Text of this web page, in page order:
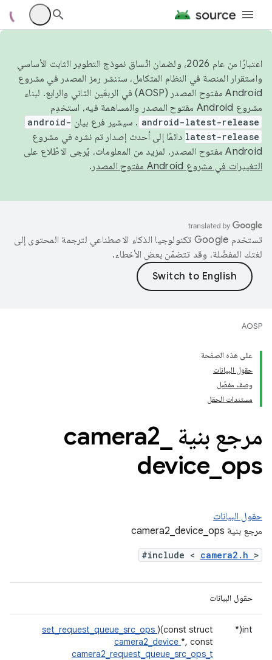
اعتبارًا من عام 2026، ولضمان اتّساق نموذج التطوير الثابت الأساسي
واستقرار المنصة في النظام المتكامل، سننشر رمز المصدر في مشروع
Android مفتوح المصدر (AOSP) في الربعَين الثاني والرابع. لبناء
مشروع Android مفتوح المصدر والمساهمة فيه، استخدِم
android-latest-release . سيشير فرع بيان android-
latest-release دائمًا إلى أحدث إصدار تم نشره في مشروع
Android مفتوح المصدر. لمزيد من المعلومات، يُرجى الاطّلاع على
التغييرات في مشروع Android مفتوح المصدر
.
تستخدم Google تكنولوجيا الذكاء الاصطناعي لترجمة المحتوى إلى
لغتك المفضّلة، وقد تتضمّن بعض الأخطاء.
AOSP
على هذه الصفحة
حقول البيانات
وصف مفصّل
مستندات الحقل
مرجع بنية camera2
device ops
حقول البيانات
مرجع بنية camera2_device_ops
#include < camera2.h >
حقول البيانات
int(*
set_request_queue_src_ops )(const struct
camera2_device *, const
camera2_request_queue_src_ops_t